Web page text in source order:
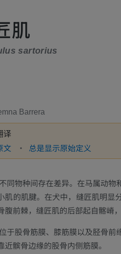
肌
sartorius
Barrera
译
文 总是显示原始定义
不同物种间存在差异。在马属动物
肌的肌腱。在犬中，缝匠肌明显
腹前棘，缝匠肌的后部起自髂嵴
位于股骨筋膜、膝筋膜以及胫骨前
近髌骨边缘的股骨内侧筋膜。